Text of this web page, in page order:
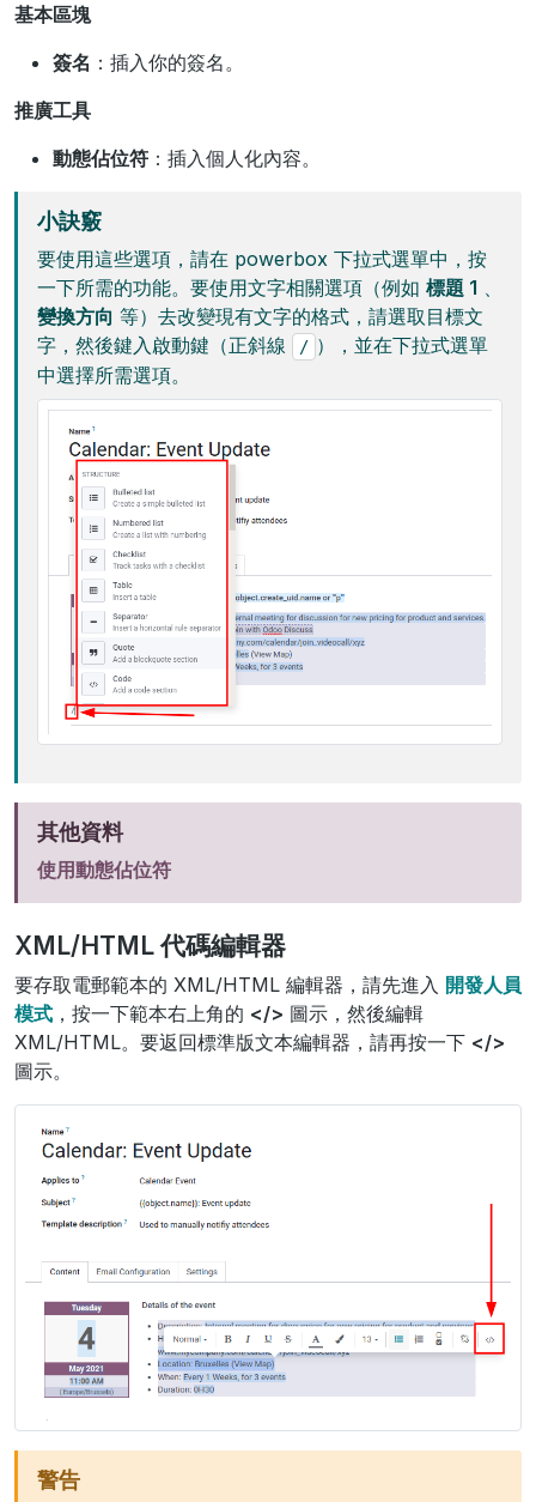
基本區塊
簽名 ：插入你的簽名。
推廣工具
動態佔位符 ：插入個人化內容。
小訣竅
要使用這些選項，請在 powerbox 下拉式選單中，按
一下所需的功能。要使用文字相關選項（例如 標題 1
變換方向 等）去改變現有文字的格式，請選取目標文
字，然後鍵入啟動鍵（正斜線
/ ），並在下拉式選單
中選擇所需選項。
其他資料
使用動態佔位符
XML/HTML 代碼編輯器
要存取電郵範本的 XML/HTML 編輯器，請先進入 開發人員
模式 ，按一下範本右上角的 </> 圖示，然後編輯
XML/HTML。要返回標準版文本編輯器，請再按一下 </>
圖示。
警告